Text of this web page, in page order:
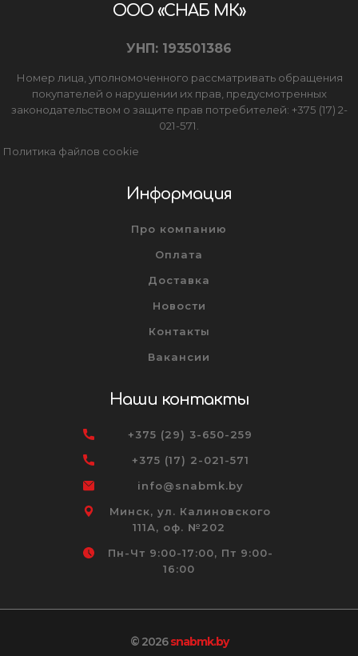
ООО «СНАБ МК»
УНП: 193501386
Номер лица, уполномоченного рассматривать обращения
покупателей о нарушении их прав, предусмотренных
законодательством о защите прав потребителей: +375 (17) 2-
021-571.
Политика файлов cookie
Информация
Про компанию
Оплата
Доставка
Новости
Контакты
Вакансии
Наши контакты
+375 (29) 3-650-259
+375 (17) 2-021-571
info@snabmk.by
Минск, ул. Калиновского
111А, оф. №202
Пн-Чт 9:00-17:00, Пт 9:00-
16:00
© 2026snabmk.by